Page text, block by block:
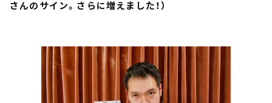
さんのサイン。さらに増えました！）